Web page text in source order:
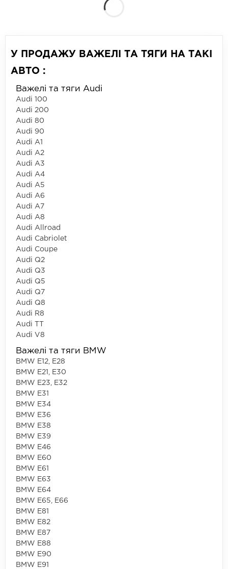
У ПРОДАЖУ ВАЖЕЛІ ТА ТЯГИ НА ТАКІ
АВТО :
Важелі та тяги Audi
Audi 100
Audi 200
Audi 80
Audi 90
Audi A1
Audi A2
Audi A3
Audi A4
Audi A5
Audi A6
Audi A7
Audi A8
Audi Allroad
Audi Cabriolet
Audi Coupe
Audi Q2
Audi Q3
Audi Q5
Audi Q7
Audi Q8
Audi R8
Audi TT
Audi V8
Важелі та тяги BMW
BMW E12, E28
BMW E21, E30
BMW E23, E32
BMW E31
BMW E34
BMW E36
BMW E38
BMW E39
BMW E46
BMW E60
BMW E61
BMW E63
BMW E64
BMW E65, E66
BMW E81
BMW E82
BMW E87
BMW E88
BMW E90
BMW E91